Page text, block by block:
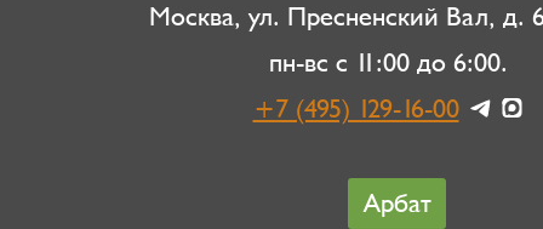
Москва, ул. Пресненский Вал, д.
пн-вс с 11:00 до 6:00.
+7 (495) 129-16-00
Арбат